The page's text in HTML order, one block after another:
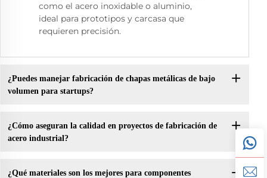
como el acero inoxidable o aluminio,
ideal para prototipos y carcasa que
requieren precisión.
¿Puedes manejar fabricación de chapas metálicas de bajo
volumen para startups?
¿Cómo aseguran la calidad en proyectos de fabricación de
acero industrial?
¿Qué materiales son los mejores para componentes